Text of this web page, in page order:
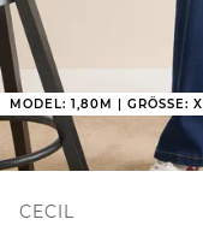
MODEL: 1,80M | GRÖSSE: XS
CECIL